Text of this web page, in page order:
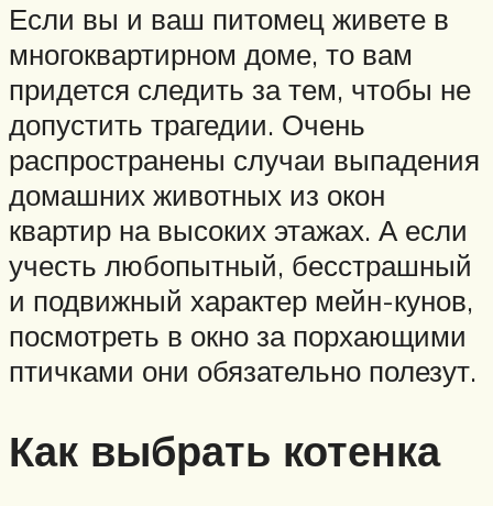
Если вы и ваш питомец живете в
многоквартирном доме, то вам
придется следить за тем, чтобы не
допустить трагедии. Очень
распространены случаи выпадения
домашних животных из окон
квартир на высоких этажах. А если
учесть любопытный, бесстрашный
и подвижный характер мейн-кунов,
посмотреть в окно за порхающими
птичками они обязательно полезут.
Как выбрать котенка